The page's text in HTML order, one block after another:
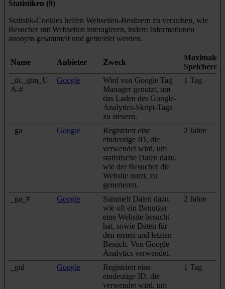
Statistiken (9)
Statistik-Cookies helfen Webseiten-Besitzern zu verstehen, wie
Besucher mit Webseiten interagieren, indem Informationen
anonym gesammelt und gemeldet werden.
Name Anbieter Zweck
Maximale
_dc_gtm_U
A-#
Google
Wird von Google Tag
Manager genutzt, um
das Laden des Google-
Analytics-Skript-Tags
zu steuern.
1 Tag
_ga Google
Registriert eine
eindeutige ID, die
verwendet wird, um
statistische Daten dazu,
wie der Besucher die
Website nutzt, zu
generieren.
2 Jahre
_ga_# Google
Sammelt Daten dazu,
wie oft ein Benutzer
eine Website besucht
hat, sowie Daten für
den ersten und letzten
Besuch. Von Google
Analytics verwendet.
2 Jahre
_gid Google
Registriert eine
eindeutige ID, die
verwendet wird, um
1 Tag